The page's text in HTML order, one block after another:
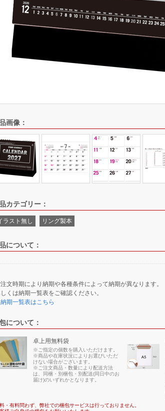
画像：
カテゴリー：
ラスト無し リング製本
について：
文時期により納期や各種条件によって納期が異なります。
くは納期一覧表をご確認ください。
期一覧表はこちら
について：
卓上用無料袋
※ご指定の個数を購入いただけます。
※商品や在庫状況によりお選びいただ
けない場合がございます。
※ご注文商品・数量により配送方法
は、同梱・別梱包・別配送(同日中のお
届け)のいずれかとなります。
・有料問わず、弊社での梱包サービスは行っておりません。